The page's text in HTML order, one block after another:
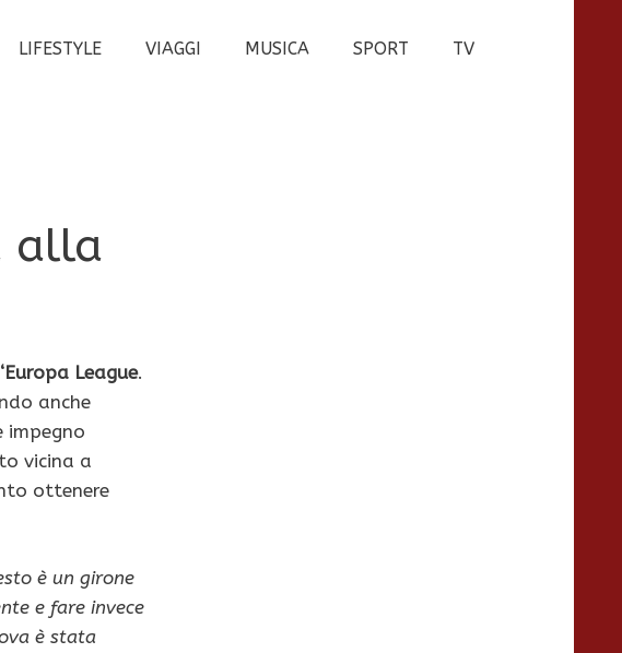
LIFESTYLE VIAGGI MUSICA SPORT TV
alla
‘Europa League.
anche
vicina a
ottenere
è un girone
e fare invece
è stata